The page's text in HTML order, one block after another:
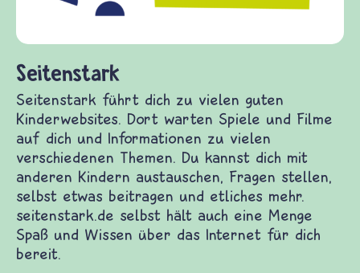
Dort warten Spiele und Filme
Themen. Du kannst dich mit
selbst etwas beitragen und etliches
fragen.de bietet Antworten auf wichtige
und Frieden, Streit und Gewalt.